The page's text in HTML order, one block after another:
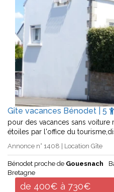
Gîte vacances Bénodet | 5
pour des vacances sans voiture
étoiles par l'office du
Annonce n° 1408 | Location Gîte
Bénodet proche de Gouesnach
Bretagne
de 400€ à 730€